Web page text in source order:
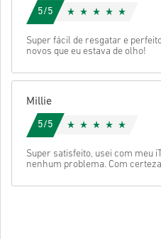
5/5
Super fácil de resgatar e
novos que eu estava de olho!
Millie
5/5
Super satisfeito, usei com meu
nenhum problema. Com